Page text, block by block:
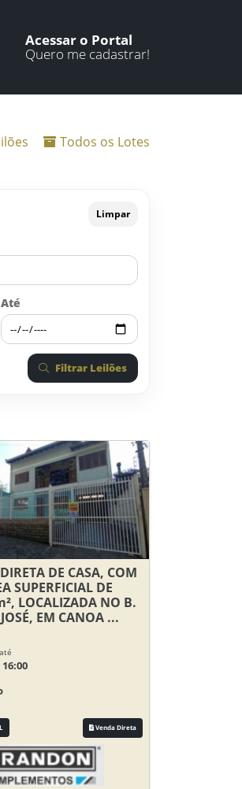
Acessar o Portal
Quero me cadastrar!
Todos os Lotes
Limpar
Até
Filtrar Leilões
DE CASA, COM
SUPERFICIAL DE
LOCALIZADA NO B.
EM CANOA ...
Venda Direta